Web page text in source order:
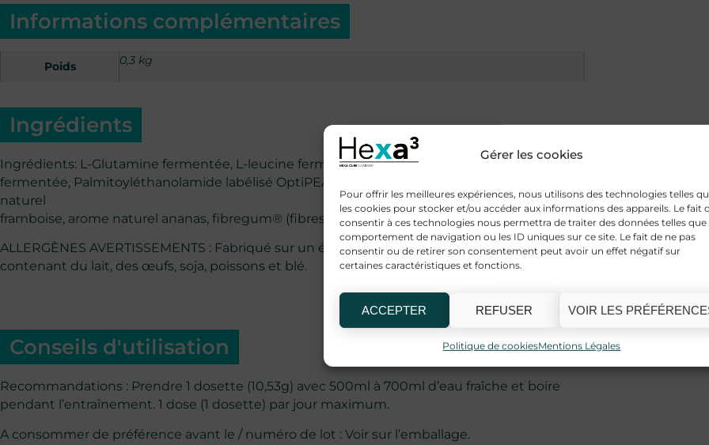
Gérer les cookies
Pour offrir les meilleures expériences, nous utilisons des technologies telles
les cookies pour stocker et/ou accéder aux informations des appareils. Le fait
consentir à ces technologies nous permettra de traiter des données telles que
comportement de navigation ou les ID uniques sur ce site. Le fait de ne pas
consentir ou de retirer son consentement peut avoir un effet négatif sur
certaines caractéristiques et fonctions.
ACCEPTER REFUSER VOIR LES
Politique de cookiesMentions Légales
Informations complémentaires
Poids 0,3 kg
Ingrédients
Ingrédients: L-Glutamine fermentée, L-leucine fermentée, L-Isoleucine fermentée, L-Valine
fermentée, Palmitoyléthanolamide labélisé OptiPEA®, Chlorhydrate de pyridoxine, arome
naturel
framboise, arome naturel ananas, fibregum® (fibres d’acacia), glycosides de steviol.
ALLERGÈNES AVERTISSEMENTS : Fabriqué sur un équipement qui traite des produits
contenant du lait, des œufs, soja, poissons et blé.
Conseils d'utilisation
Recommandations : Prendre 1 dosette (10,53g) avec 500ml à 700ml d’eau fraîche et boire
pendant l’entraînement. 1 dose (1 dosette) par jour maximum.
A consommer de préférence avant le / numéro de lot : Voir sur l’emballage.